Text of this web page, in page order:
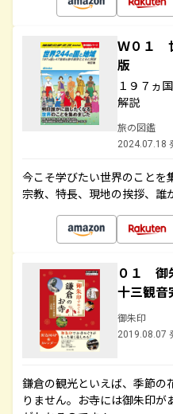
Ｗ０１
版
１９７ヵ
解説
旅の図鑑
2024.07.18
今こそ学びたい世界のことを
宗教、特長、現地の挨拶、誰
０１ 御
十三観
御朱印
2019.08.07
鎌倉の観光といえば、季節の
りません。お寺には御朱印が